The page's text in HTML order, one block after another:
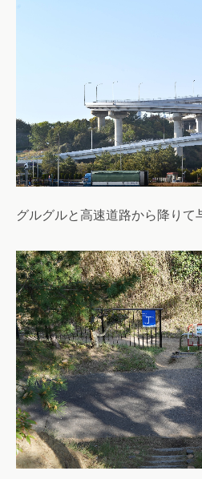
グルグルと高速道路から降りて